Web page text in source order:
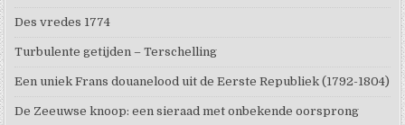
Des vredes 1774
Turbulente getijden – Terschelling
Een uniek Frans douanelood uit de Eerste Republiek (1792-1804)
De Zeeuwse knoop: een sieraad met onbekende oorsprong